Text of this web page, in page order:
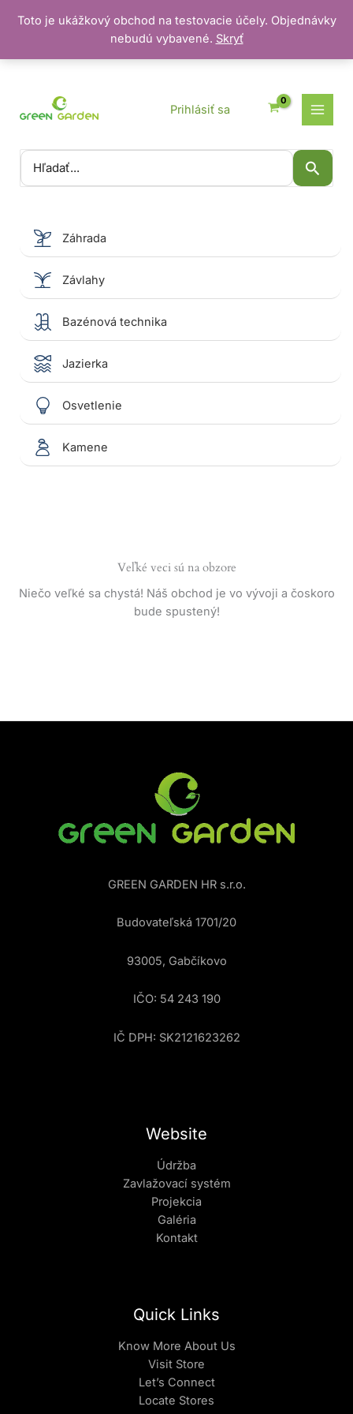
Toto je ukážkový obchod na testovacie účely. Objednávky
nebudú vybavené. Skryť
Vyhľadať:
Prihlásiť sa
Záhrada
Závlahy
Bazénová technika
Jazierka
Osvetlenie
Kamene
Veľké veci sú na obzore
Niečo veľké sa chystá! Náš obchod je vo vývoji a čoskoro
bude spustený!
GREEN GARDEN HR s.r.o.
Budovateľská 1701/20
93005, Gabčíkovo
IČO: 54 243 190
IČ DPH: SK2121623262
Website
Údržba
Zavlažovací systém
Projekcia
Galéria
Kontakt
Quick Links
Know More About Us
Visit Store
Let’s Connect
Locate Stores